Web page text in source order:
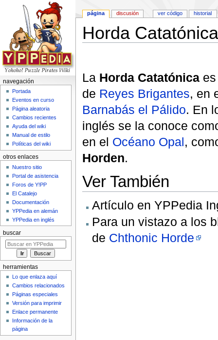
Horda Catatónica
La Horda Catatónicaes
de Reyes Brigantes, en
Barnabás el Pálido. En
inglés se la conoce
en el Océano Opal,
Horden.
Ver También
Artículo en YPPedia
Para un vistazo a los
de Chthonic Horde
página discusión ver código historial
navegación
Portada
Eventos en curso
Página aleatoria
Cambios recientes
Ayuda del wiki
Manual de estilo
Políticas del wiki
otros enlaces
Nuestro sitio
Portal de asistencia
Foros de Y!PP
El Catalejo
Documentación
YPPedia en alemán
YPPedia en inglés
buscar
herramientas
Lo que enlaza aquí
Cambios relacionados
Páginas especiales
Versión para imprimir
Enlace permanente
Información de la
página